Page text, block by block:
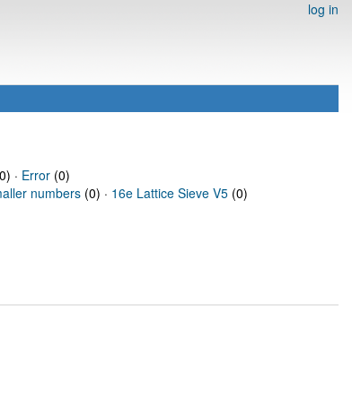
log in
· Error(0)
numbers (0) · 16e Lattice Sieve V5 (0)